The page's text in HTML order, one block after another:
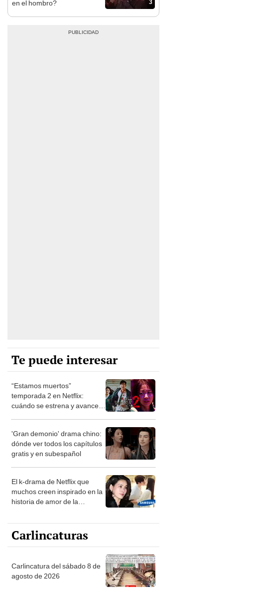
3
en el hombro?
Te puede interesar
“Estamos muertos”
temporada 2 en Netflix:
cuándo se estrena y avances
'Gran demonio' drama chino:
dónde ver todos los capítulos
gratis y en subespañol
El k-drama de Netflix que
muchos creen inspirado en la
historia de amor de la
Carlincaturas
Carlincatura del sábado 8 de
agosto de 2026